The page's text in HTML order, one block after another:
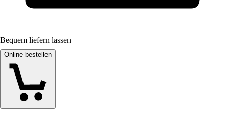
Bequem liefern lassen
Online bestellen